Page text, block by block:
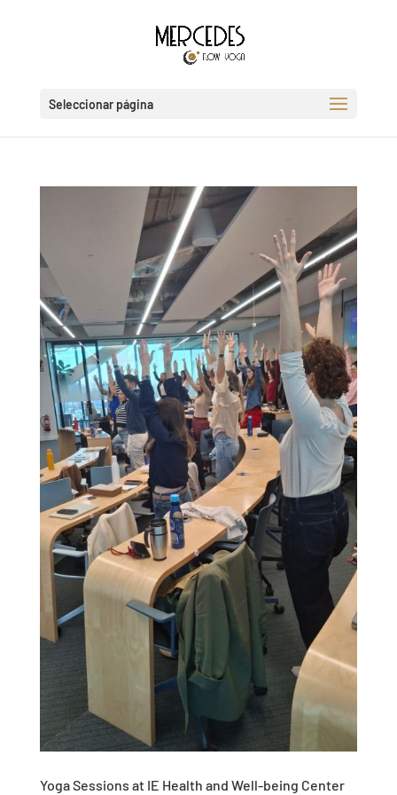
Seleccionar página
Yoga Sessions at IE Health and Well-being Center